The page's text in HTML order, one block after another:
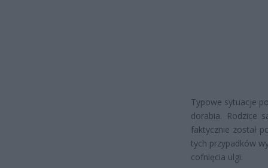
Typowe sytuacje
dorabia. Rodzice
faktycznie został
tych przypadków
cofnięcia ulgi.